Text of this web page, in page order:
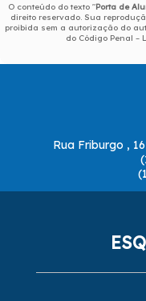
O conteúdo do texto "Porta de
direito reservado. Sua
proibida sem a autorização do
do Código Penal –
Rua Friburgo ,